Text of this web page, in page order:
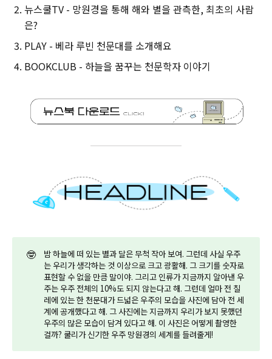
뉴스쿨TV - 망원경을 통해 해와 별을 관측한, 최초의 사람
은?
PLAY - 베라 루빈 천문대를 소개해요
BOOKCLUB - 하늘을 꿈꾸는 천문학자 이야기
🤓
밤 하늘에 떠 있는 별과 달은 무척 작아 보여. 그런데 사실 우주
는 우리가 생각하는 것 이상으로 크고 광활해. 그 크기를 숫자로
표현할 수 없을 만큼 말이야. 그리고 인류가 지금까지 알아낸 우
주는 우주 전체의 10%도 되지 않는다고 해. 그런데 얼마 전 칠
레에 있는 한 천문대가 드넓은 우주의 모습을 사진에 담아 전 세
계에 공개했다고 해. 그 사진에는 지금까지 우리가 보지 못했던
우주의 많은 모습이 담겨 있다고 해. 이 사진은 어떻게 촬영한
걸까? 쿨리가 신기한 우주 망원경의 세계를 들려줄게!